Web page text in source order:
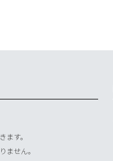
ます。
ません。